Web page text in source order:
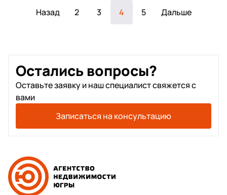
Назад
2 3 4 5 Дальше
Остались вопросы?
Оставьте заявку и наш специалист свяжется с
вами
Записаться на консультацию